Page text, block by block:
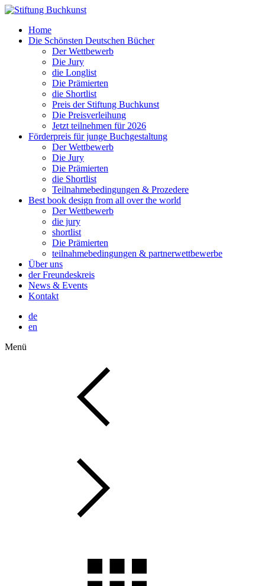
Home
Die Schönsten Deutschen Bücher
Der Wettbewerb
Die Jury
die Longlist
Die Prämierten
die Shortlist
Preis der Stiftung Buchkunst
Die Preisverleihung
Jetzt teilnehmen für 2026
Förderpreis für junge Buchgestaltung
Der Wettbewerb
Die Jury
Die Prämierten
die Shortlist
Teilnahmebedingungen & Prozedere
Best book design from all over the world
Der Wettbewerb
die jury
shortlist
Die Prämierten
teilnahmebedingungen & partnerwettbewerbe
Über uns
der Freundeskreis
News & Events
Kontakt
de
en
Menü